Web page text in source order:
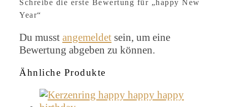
Schreibe die erste Bewertung für „happy New
Year“
Du musst angemeldet sein, um eine
Bewertung abgeben zu können.
Ähnliche Produkte